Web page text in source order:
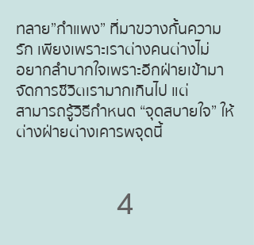
ทลาย”กำแพง” ที่มาขวางกั้นความ
รัก เพียงเพราะเราต่างคนต่างไม่
อยากลำบากใจเพราะอีกฝ่ายเข้ามา
จัดการชีวิตเรามากเกินไป แต่
สามารถรู้วิธีกำหนด “จุดสบายใจ” ให้
ต่างฝ่ายต่างเคารพจุดนี้
4